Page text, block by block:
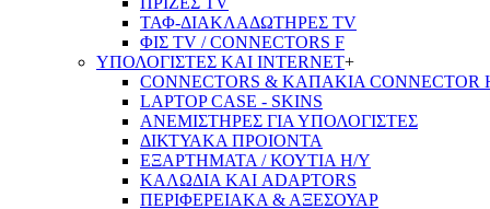
ΤΑΦ-ΔΙΑΚΛΑΔΩΤΗΡΕΣ TV
ΦΙΣ TV / CONNECTORS F
ΥΠΟΛΟΓΙΣΤΕΣ ΚΑΙ INTERNET+
CONNECTORS & ΚΑΠΑΚΙΑ CONNECTOR
LAPTOP CASE - SKINS
ΑΝΕΜΙΣΤΗΡΕΣ ΓΙΑ ΥΠΟΛΟΓΙΣΤΕΣ
ΔΙΚΤΥΑΚΑ ΠΡΟΙΟΝΤΑ
ΕΞΑΡΤΗΜΑΤΑ / ΚΟΥΤΙΑ Η/Υ
ΚΑΛΩΔΙΑ ΚΑΙ ADAPTORS
ΠΕΡΙΦΕΡΕΙΑΚΑ & ΑΞΕΣΟΥΑΡ